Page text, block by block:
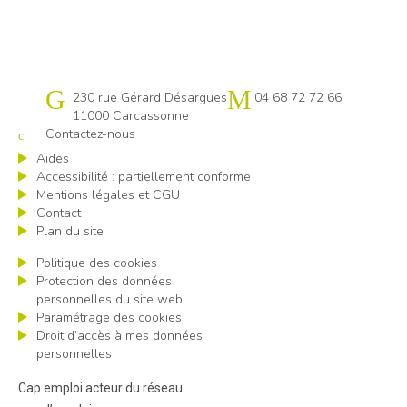
Cap emploi 11
230 rue Gérard Désargues
11000 Carcassonne
04 68 72 72 66
Contactez-nous
Aides
Accessibilité : partiellement conforme
Mentions légales et CGU
Contact
Plan du site
Politique des cookies
Protection des données
personnelles du site web
Paramétrage des cookies
Droit d’accès à mes données
personnelles
Cap emploi acteur du réseau